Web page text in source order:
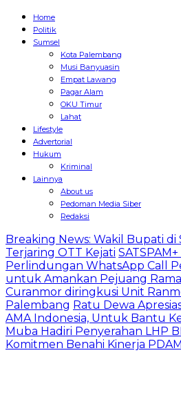
Home
Politik
Sumsel
Kota Palembang
Musi Banyuasin
Empat Lawang
Pagar Alam
OKU Timur
Lahat
Lifestyle
Advertorial
Hukum
Kriminal
Lainnya
About us
Pedoman Media Siber
Redaksi
Breaking News: Wakil Bupati di
Terjaring OTT Kejati
Perlindungan WhatsApp Call
untuk Amankan Pejuang
Curanmor diringkusi Unit
Palembang Ratu Dewa
AMA Indonesia, Untuk Bantu
Muba Hadiri Penyerahan LHP
Komitmen Benahi Kinerja